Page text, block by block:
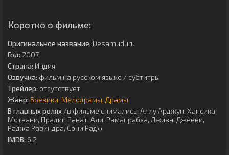
Коротко о фильме:
Оригинальное название: Desamuduru
Год: 2007
Страна: Индия
Озвучка: фильм на русском языке / субтитры
Трейлер: отсутствует
Жанр: Боевики Мелодрамы Драмы
В главных ролях /в фильме снимались: Аллу Арджун, Хансика
Мотвани, Прадип Рават, Али, Рамапрабха, Джива, Джееви,
Раджа Равиндра, Сони Радж
IMDB: 6.2